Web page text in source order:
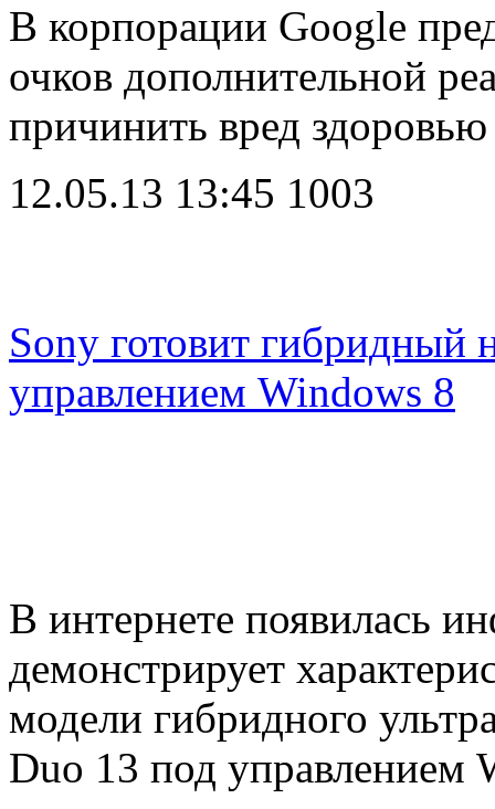
В корпорации Google
очков дополнительной
причинить вред
12.05.13 13:45 1003
Sony готовит гибридный
управлением Windows 8
В интернете появилась
демонстрирует
модели гибридного
Duo 13 под